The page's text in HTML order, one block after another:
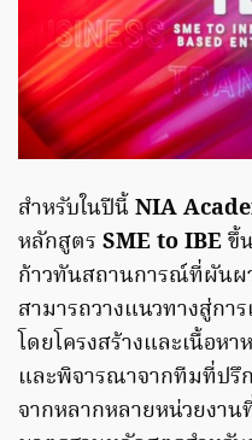
สำหรับในปีนี้NIA
หลักสูตร SME to IBEขึ้
ก้าวทันสถานการณ์ที่ผันผ
สามารถวางแนวทางสู่กา
โดยโครงสร้างและเนื้อห
และพิจารณาจากทีมที่ป
จากหลากหลายหน่วยงาน